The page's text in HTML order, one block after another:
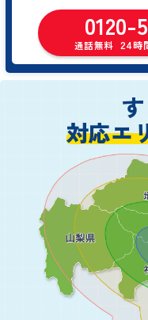
0120-
通話無料 24時
対応エ